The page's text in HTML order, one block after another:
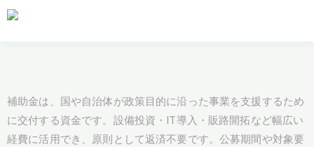
補助金は、国や自治体が政策目的に沿った事業を支援するため
に交付する資金です。設備投資・IT導入・販路開拓など幅広い
経費に活用でき、原則として返済不要です。公募期間や対象要